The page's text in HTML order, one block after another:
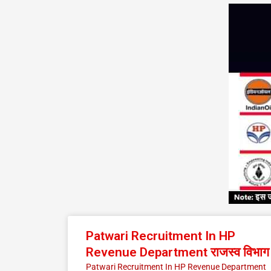
Patwari Recruitment In HP
Revenue Department राजस्व विभाग
Patwari Recruitment In HP Revenue Department